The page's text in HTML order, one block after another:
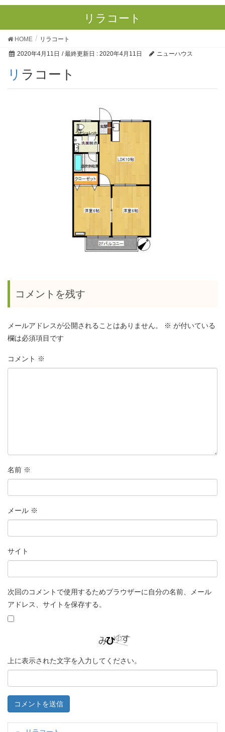
リラコート
HOME リラコート
2020年4月11日 / 最終更新日 : 2020年4月11日 ニューハウス
リラコート
コメントを残す
メールアドレスが公開されることはありません。 ※ が付いている
欄は必須項目です
コメント ※
名前 ※
メール ※
サイト
次回のコメントで使用するためブラウザーに自分の名前、メール
アドレス、サイトを保存する。
上に表示された文字を入力してください。